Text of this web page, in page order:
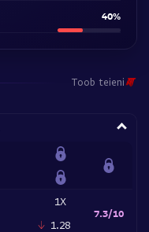
40%
Toob teieni
1X
1.28
7.3/10